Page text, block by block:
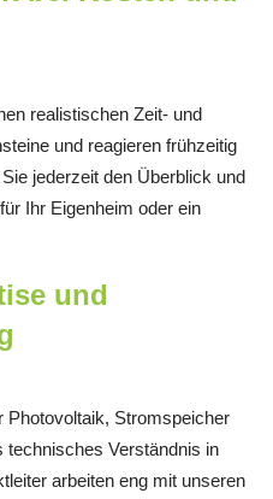
realistischen Zeit- und
und reagieren frühzeitig
jederzeit den Überblick und
Ihr Eigenheim oder ein
und
Photovoltaik, Stromspeicher
technisches Verständnis in
arbeiten eng mit unseren